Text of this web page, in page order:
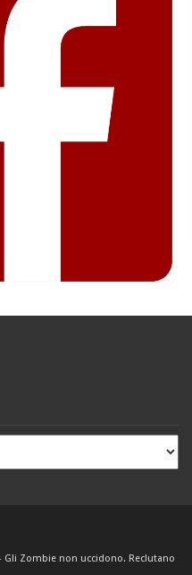
Gli Zombie non uccidono. Reclutano